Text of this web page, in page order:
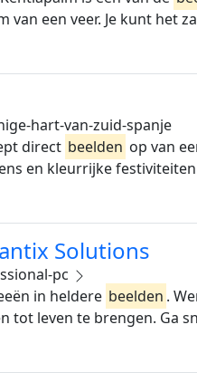
een veer. Je kunt het
hart-van-zuid-spanje
direct beelden op van
en kleurrijke
Solutions
pc
in heldere beelden .
tot leven te brengen. Ga